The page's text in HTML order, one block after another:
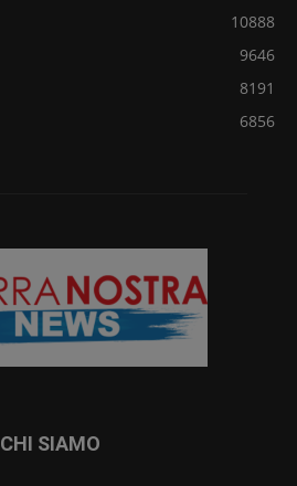
10888
9646
8191
6856
CHI SIAMO